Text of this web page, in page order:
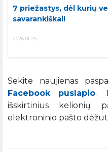
7 priežastys, dėl kurių
savarankiškai!
2026-01-25
Sekite naujienas
Facebook puslapio.
išskirtinius kelionių
elektroninio pašto